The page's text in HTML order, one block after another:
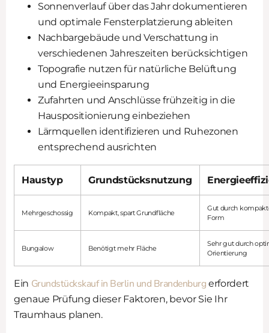
Sonnenverlauf über das Jahr dokumentieren
und optimale Fensterplatzierung ableiten
Nachbargebäude und Verschattung in
verschiedenen Jahreszeiten berücksichtigen
Topografie nutzen für natürliche Belüftung
und Energieeinsparung
Zufahrten und Anschlüsse frühzeitig in die
Hauspositionierung einbeziehen
Lärmquellen identifizieren und Ruhezonen
entsprechend ausrichten
Haustyp Grundstücksnutzung
Mehrgeschossig Kompakt, spart Grundfläche
Gut durch
Form
Bungalow Benötigt mehr Fläche
Sehr gut durch
Orientierung
Ein Grundstückskauf in Berlin und Brandenburg erfordert
genaue Prüfung dieser Faktoren, bevor Sie Ihr
Traumhaus planen.